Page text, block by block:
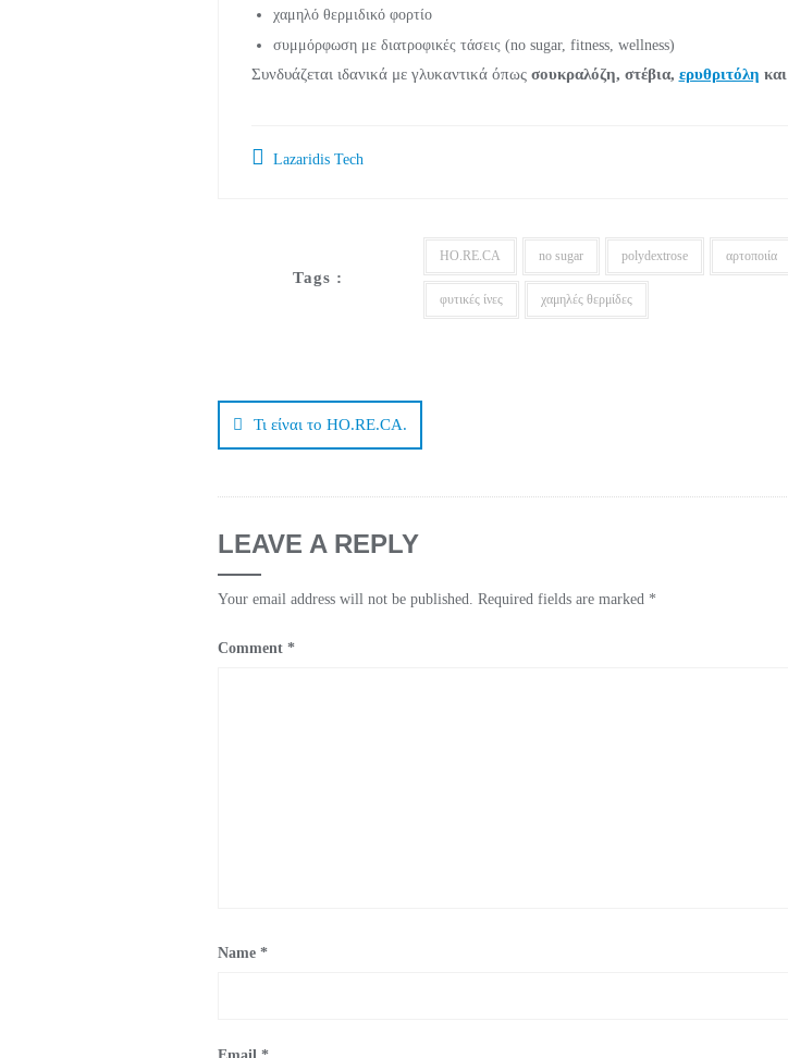
χαμηλό θερμιδικό φορτίο
συμμόρφωση με διατροφικές τάσεις (no sugar, fitness, wellness)
Συνδυάζεται ιδανικά με γλυκαντικά όπως σουκραλόζη, στέβια, ερυθριτόλη και
Lazaridis Tech
Tags :
HO.RE.CA no sugar polydextrose αρτοποιία
φυτικές ίνες χαμηλές θερμίδες
navigation
Τι είναι το HO.RE.CA.
LEAVE A REPLY
Your email address will not be published. Required fields are marked *
Comment *
Name *